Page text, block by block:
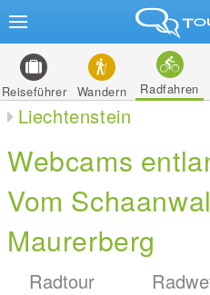
Reiseführer Wandern Radfahren
Liechtenstein
Webcams
Vom
Maurerberg
Radtour